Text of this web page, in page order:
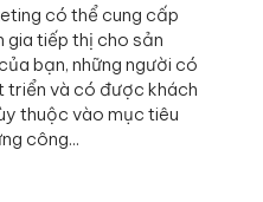
có thể cung cấp
gia tiếp thị cho sản
bạn, những người có
triển và có được khách
thuộc vào mục tiêu
công...